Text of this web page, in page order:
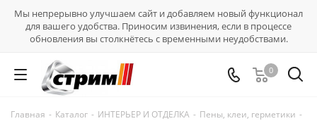
Мы непрерывно улучшаем сайт и добавляем новый функционал
для вашего удобства. Приносим извинения, если в процессе
обновления вы столкнётесь с временными неудобствами.
0
Главная - Каталог - ИНТЕРЬЕР И ОТДЕЛКА - Пены, клеи, герметики -